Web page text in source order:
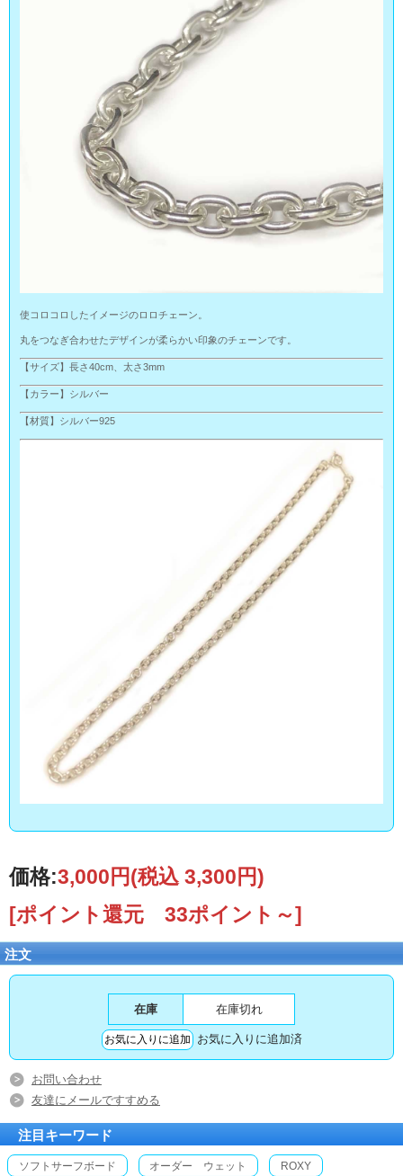
使コロコロしたイメージのロロチェーン。
丸をつなぎ合わせたデザインが柔らかい印象のチェーンです。
【サイズ】長さ40cm、太さ3mm
【カラー】シルバー
【材質】シルバー925
価格:3,000円(税込 3,300円)
[ポイント還元 33ポイント～]
注文
在庫 在庫切れ
お気に入りに追加済
お問い合わせ
友達にメールですすめる
注目キーワード
ソフトサーフボード オーダー ウェット ROXY